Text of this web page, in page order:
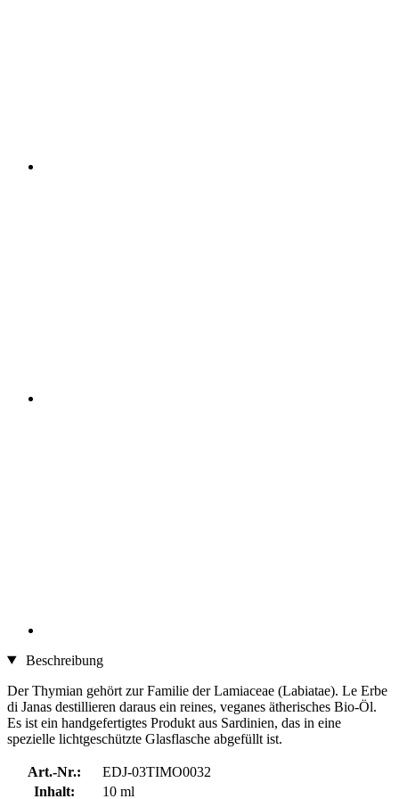
Beschreibung
Der Thymian gehört zur Familie der Lamiaceae (Labiatae). Le Erbe
di Janas destillieren daraus ein reines, veganes ätherisches Bio-Öl.
Es ist ein handgefertigtes Produkt aus Sardinien, das in eine
spezielle lichtgeschützte Glasflasche abgefüllt ist.
Art.-Nr.:
EDJ-03TIMO0032
Inhalt:
10 ml